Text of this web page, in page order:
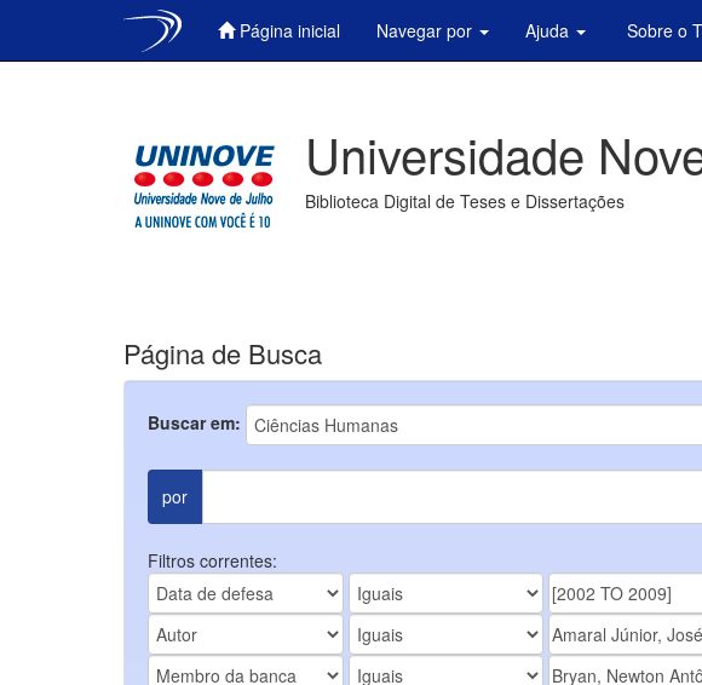
Página inicial Navegar por Ajuda Sobre o
Universidade
Biblioteca Digital de Teses e Dissertações
Página de Busca
Buscar em:
por
Filtros correntes: